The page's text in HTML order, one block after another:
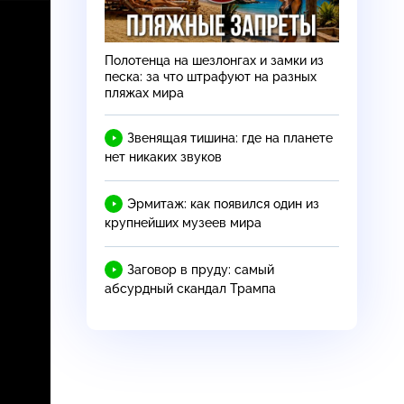
Полотенца на шезлонгах и замки из
песка: за что штрафуют на разных
пляжах мира
Звенящая тишина: где на планете
нет никаких звуков
Эрмитаж: как появился один из
крупнейших музеев мира
Заговор в пруду: самый
абсурдный скандал Трампа